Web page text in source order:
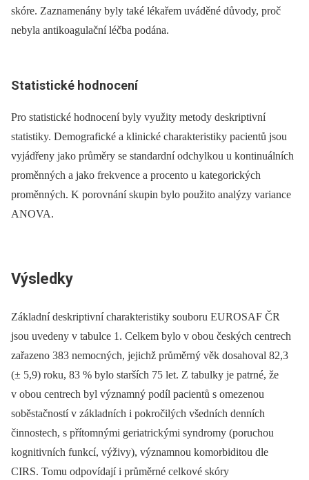
skóre. Zaznamenány byly také lékařem uváděné důvody, proč
nebyla antikoagulační léčba podána.
Statistické hodnocení
Pro statistické hodnocení byly využity metody deskriptivní
statistiky. Demografické a klinické charakteristiky pacientů jsou
vyjádřeny jako průměry se standardní odchylkou u kontinuálních
proměnných a jako frekvence a procento u kategorických
proměnných. K porovnání skupin bylo použito analýzy variance
ANOVA.
Výsledky
Základní deskriptivní charakteristiky souboru EUROSAF ČR
jsou uvedeny v tabulce 1. Celkem bylo v obou českých centrech
zařazeno 383 nemocných, jejichž průměrný věk dosahoval 82,3
(± 5,9) roku, 83 % bylo starších 75 let. Z tabulky je patrné, že
v obou centrech byl významný podíl pacientů s omezenou
soběstačností v základních i pokročilých všedních denních
činnostech, s přítomnými geriatrickými syndromy (poruchou
kognitivních funkcí, výživy), významnou komorbiditou dle
CIRS. Tomu odpovídají i průměrné celkové skóry